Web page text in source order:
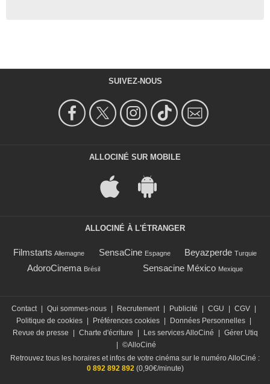
SUIVEZ-NOUS
ALLOCINÉ SUR MOBILE
ALLOCINÉ À L'ÉTRANGER
Filmstarts Allemagne SensaCine Espagne Beyazperde Turquie
AdoroCinema Brésil Sensacine México Mexique
Contact Qui sommes-nous Recrutement Publicité CGU CGV
Politique de cookies
Préférences cookies Données Personnelles
Revue de presse
Charte d'écriture Les services AlloCiné
Gérer Utiq
©AlloCiné
Retrouvez tous les horaires et infos de votre cinéma sur le numéro AlloCiné :
0 892 892 892(0,90€/minute)